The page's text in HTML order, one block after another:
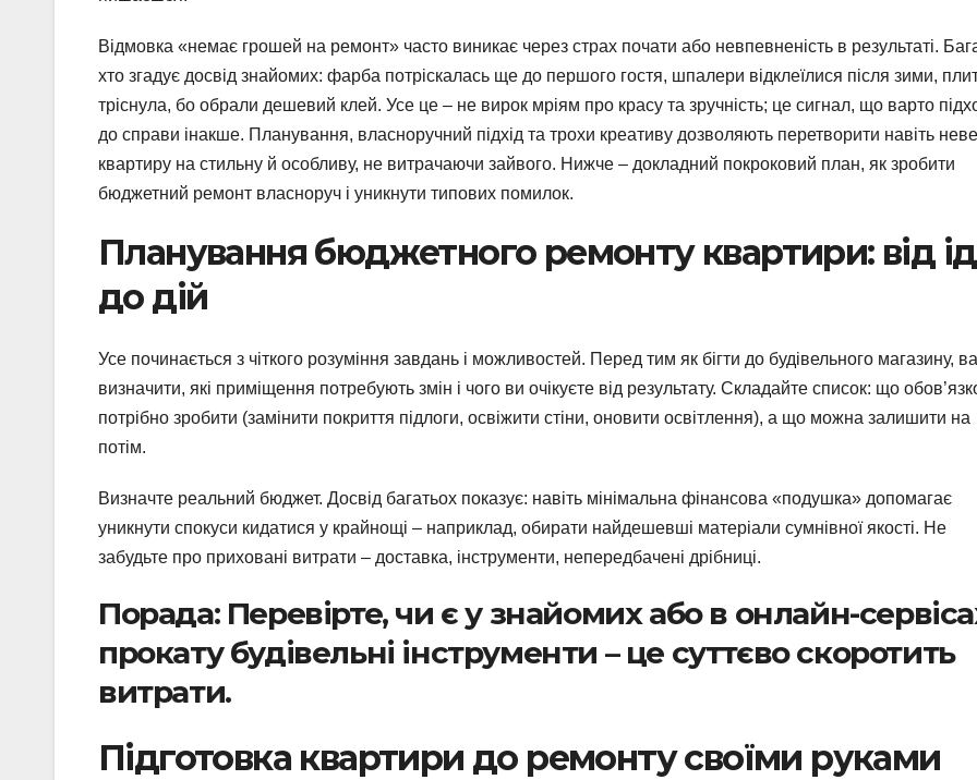
Відмовка «немає грошей на ремонт» часто виникає через страх почати або невпевненість в результаті.
хто згадує досвід знайомих: фарба потріскалась ще до першого гостя, шпалери відклеїлися після зими,
тріснула, бо обрали дешевий клей. Усе це – не вирок мріям про красу та зручність; це сигнал, що варто
до справи інакше. Планування, власноручний підхід та трохи креативу дозволяють перетворити навіть
квартиру на стильну й особливу, не витрачаючи зайвого. Нижче – докладний покроковий план, як зробити
бюджетний ремонт власноруч і уникнути типових помилок.
Планування бюджетного ремонту квартири: від
до дій
Усе починається з чіткого розуміння завдань і можливостей. Перед тим як бігти до будівельного магазину,
визначити, які приміщення потребують змін і чого ви очікуєте від результату. Складайте список: що
потрібно зробити (замінити покриття підлоги, освіжити стіни, оновити освітлення), а що можна залишити на
потім.
Визначте реальний бюджет. Досвід багатьох показує: навіть мінімальна фінансова «подушка» допомагає
уникнути спокуси кидатися у крайнощі – наприклад, обирати найдешевші матеріали сумнівної якості. Не
забудьте про приховані витрати – доставка, інструменти, непередбачені дрібниці.
Порада: Перевірте, чи є у знайомих або в онлайн-
прокату будівельні інструменти – це суттєво скоротить
витрати.
Підготовка квартири до ремонту своїми руками